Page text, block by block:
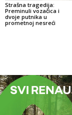
Strašna tragedija:
Preminuli vozačica i
dvoje putnika u
prometnoj nesreći